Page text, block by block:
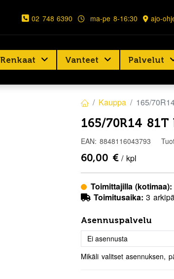
02 748 6390 ma-pe 8-16:30 ajo-
Renkaat Vanteet Palvelut
Kauppa 165/
165/70R14 81T
EAN: 8848116043793
60,00 € / kpl
Toimittajilla (kotimaa):
Toimitusaika: 3
Asennuspalvelu
Mikäli valitset asennuksen,